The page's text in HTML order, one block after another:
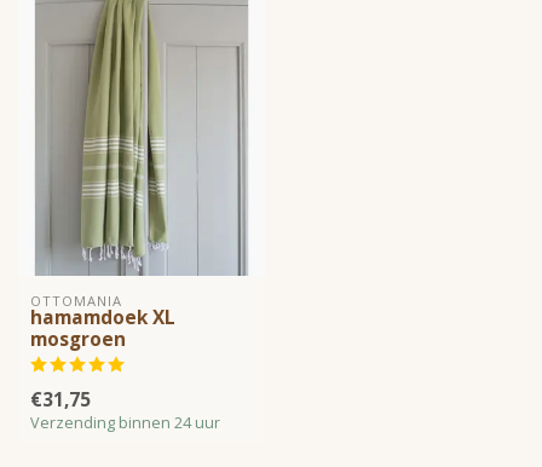
OTTOMANIA
hamamdoek XL
mosgroen
€31,75
Verzending binnen 24 uur